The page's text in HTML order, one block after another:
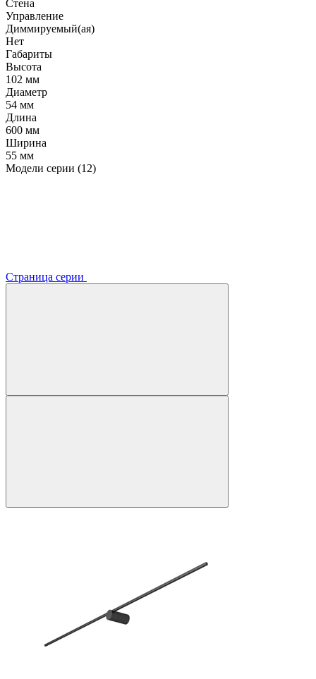
Стена
Управление
Диммируемый(ая)
Нет
Габариты
Высота
102 мм
Диаметр
54 мм
Длина
600 мм
Ширина
55 мм
Модели серии (12)
Страница серии